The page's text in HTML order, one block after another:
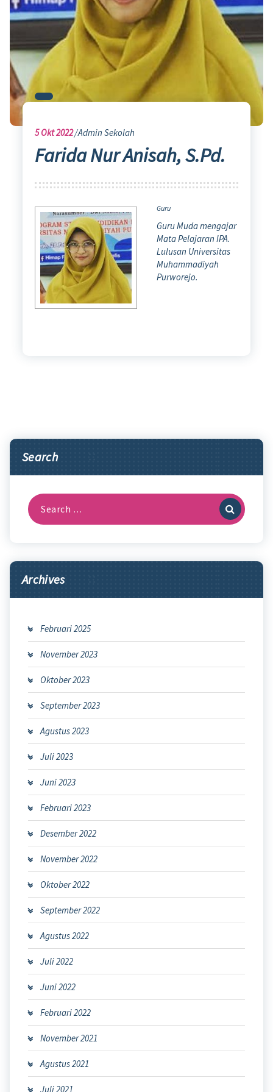
5Okt 2022 Admin Sekolah
Farida Nur Anisah, S.Pd.
Guru
Guru Muda mengajar
Mata Pelajaran IPA.
Lulusan Universitas
Muhammadiyah
Purworejo.
Search
Search
for:
Archives
Februari 2025
November 2023
Oktober 2023
September 2023
Agustus 2023
Juli 2023
Juni 2023
Februari 2023
Desember 2022
November 2022
Oktober 2022
September 2022
Agustus 2022
Juli 2022
Juni 2022
Februari 2022
November 2021
Agustus 2021
Juli 2021